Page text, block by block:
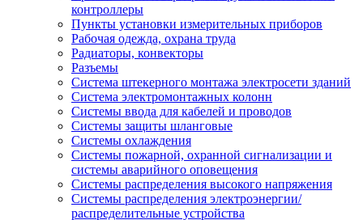
контроллеры
Пункты установки измерительных приборов
Рабочая одежда, охрана труда
Радиаторы, конвекторы
Разъемы
Система штекерного монтажа электросети зданий
Система электромонтажных колонн
Системы ввода для кабелей и проводов
Системы защиты шланговые
Системы охлаждения
Системы пожарной, охранной сигнализации и
системы аварийного оповещения
Системы распределения высокого напряжения
Системы распределения электроэнергии/
распределительные устройства